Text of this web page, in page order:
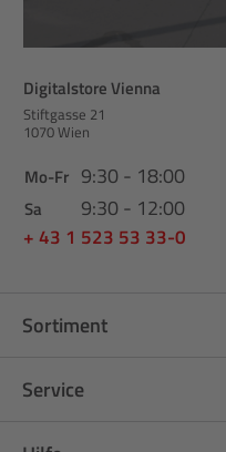
Digitalstore Vienna
Stiftgasse 21
1070 Wien
Mo-Fr 9:30 - 18:00
Sa 9:30 - 12:00
+ 43 1 523 53 33-0
Sortiment
Service